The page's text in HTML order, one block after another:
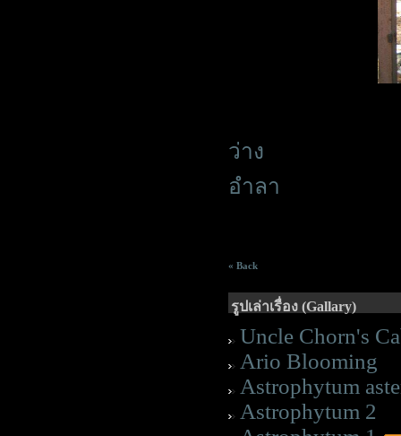
ว่าง
อำลา
« Back
รูปเล่าเรื่อง (Gallary)
Uncle Chorn's
Ario Blooming
Astrophytum
Astrophytum 2